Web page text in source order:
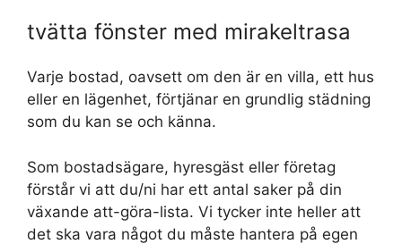
tvätta fönster med mirakeltrasa
Varje bostad, oavsett om den är en villa, ett hus
eller en lägenhet, förtjänar en grundlig städning
som du kan se och känna.
Som bostadsägare, hyresgäst eller företag
förstår vi att du/ni har ett antal saker på din
växande att-göra-lista. Vi tycker inte heller att
det ska vara något du måste hantera på egen